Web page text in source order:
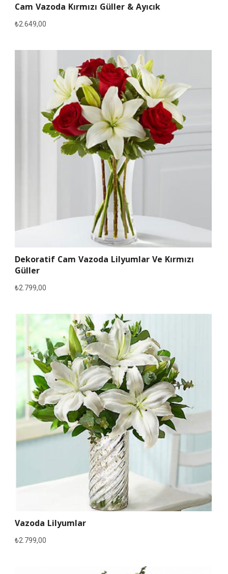
Cam Vazoda Kırmızı Güller & Ayıcık
₺2.649,00
Dekoratif Cam Vazoda Lilyumlar Ve Kırmızı
Güller
₺2.799,00
Vazoda Lilyumlar
₺2.799,00